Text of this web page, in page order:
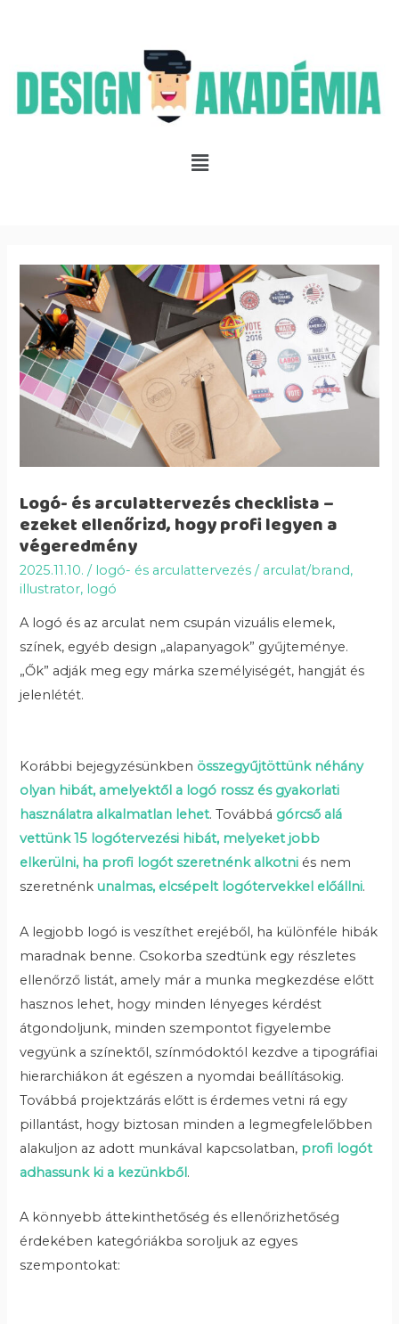
Logó- és arculattervezés checklista –
ezeket ellenőrizd, hogy profi legyen a
végeredmény
2025.11.10. / logó- és arculattervezés / arculat/brand,
illustrator, logó
A logó és az arculat nem csupán vizuális elemek,
színek, egyéb design „alapanyagok” gyűjteménye.
„Ők” adják meg egy márka személyiségét, hangját és
jelenlétét.
Korábbi bejegyzésünkben összegyűjtöttünk néhány
olyan hibát, amelyektől a logó rossz és gyakorlati
használatra alkalmatlan lehet. Továbbá górcső alá
vettünk 15 logótervezési hibát, melyeket jobb
elkerülni, ha profi logót szeretnénk alkotni és nem
szeretnénk unalmas, elcsépelt logótervekkel előállni.
A legjobb logó is veszíthet erejéből, ha különféle hibák
maradnak benne. Csokorba szedtünk egy részletes
ellenőrző listát, amely már a munka megkezdése előtt
hasznos lehet, hogy minden lényeges kérdést
átgondoljunk, minden szempontot figyelembe
vegyünk a színektől, színmódoktól kezdve a tipográfiai
hierarchiákon át egészen a nyomdai beállításokig.
Továbbá projektzárás előtt is érdemes vetni rá egy
pillantást, hogy biztosan minden a legmegfelelőbben
alakuljon az adott munkával kapcsolatban, profi logót
adhassunk ki a kezünkből.
A könnyebb áttekinthetőség és ellenőrizhetőség
érdekében kategóriákba soroljuk az egyes
szempontokat: